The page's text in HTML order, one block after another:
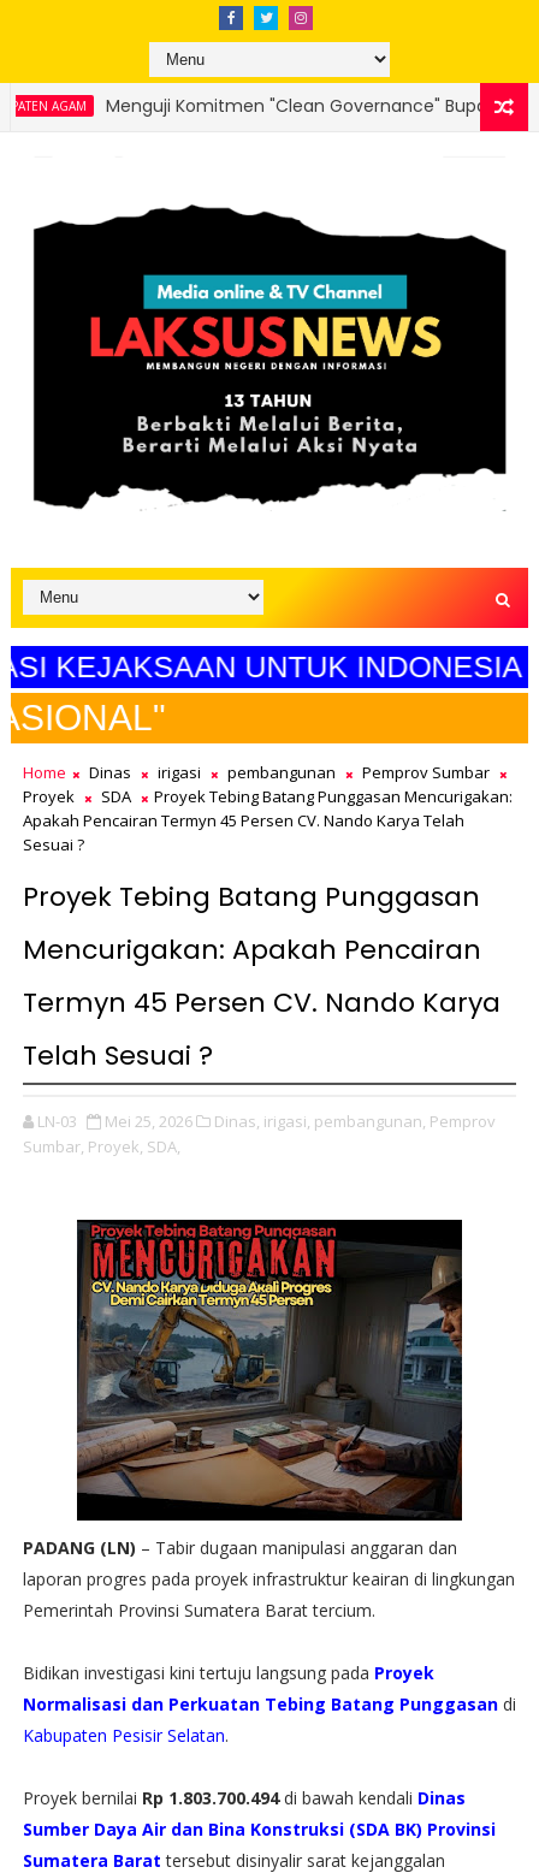
"Clean Governance" Bupati Agam Benni Warlis : Sikap
UNTUK INDONESIA MAJU"
Home Dinas irigasi pembangunan
Pemprov Sumbar
Proyek
SDA
Proyek Tebing Batang Punggasan Mencurigakan:
Apakah Pencairan Termyn 45 Persen CV. Nando Karya Telah
Sesuai ?
Proyek Tebing Batang Punggasan
Mencurigakan: Apakah Pencairan
Termyn 45 Persen CV. Nando Karya
Telah Sesuai ?
LN-03 Mei 25, 2026 Dinas, irigasi, pembangunan, Pemprov
Sumbar, Proyek, SDA,
PADANG (LN) – Tabir dugaan manipulasi anggaran dan
laporan progres pada proyek infrastruktur keairan di lingkungan
Pemerintah Provinsi Sumatera Barat tercium.
Bidikan investigasi kini tertuju langsung pada Proyek
Normalisasi dan Perkuatan Tebing Batang Punggasandi
Kabupaten Pesisir Selatan.
​Proyek bernilai Rp 1.803.700.494di bawah kendali Dinas
Sumber Daya Air dan Bina Konstruksi (SDA BK) Provinsi
Sumatera Barat tersebut disinyalir sarat kejanggalan